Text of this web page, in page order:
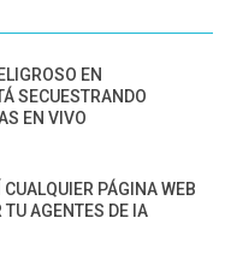
EN
SECUESTRANDO
EN VIVO
PÁGINA WEB
TU AGENTES DE IA